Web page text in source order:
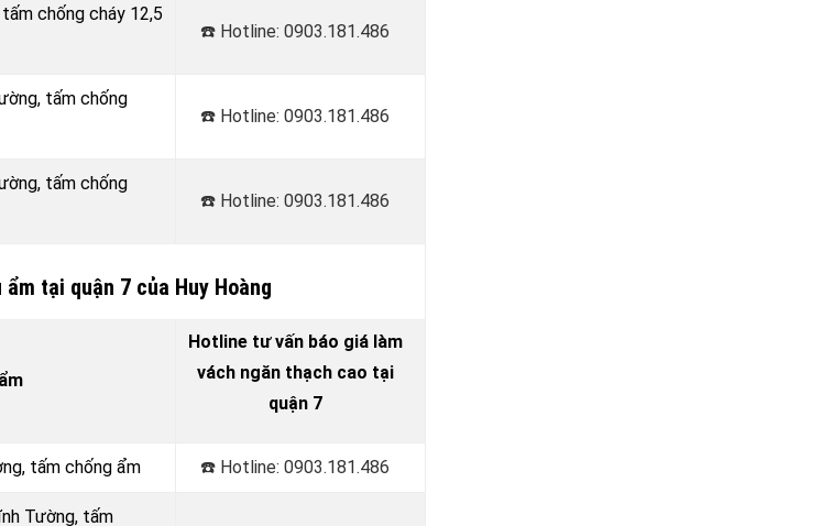
chống cháy 12,5
☎️ Hotline: 0903.181.486
tấm chống
☎️ Hotline: 0903.181.486
tấm chống
☎️ Hotline: 0903.181.486
tại quận 7 của Huy Hoàng
Hotline tư vấn báo giá làm
vách ngăn thạch cao tại
quận 7
tấm chống ẩm ☎️ Hotline: 0903.181.486
Tường, tấm